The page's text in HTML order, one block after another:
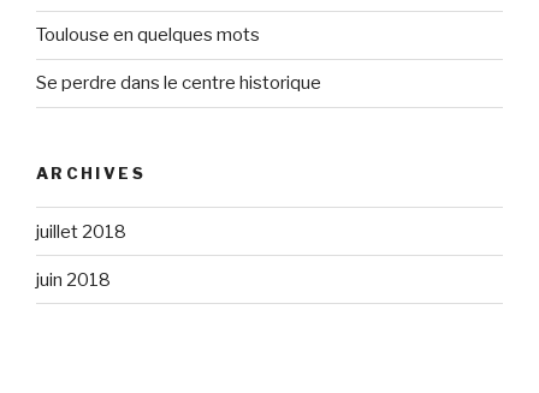
Toulouse en quelques mots
Se perdre dans le centre historique
ARCHIVES
juillet 2018
juin 2018